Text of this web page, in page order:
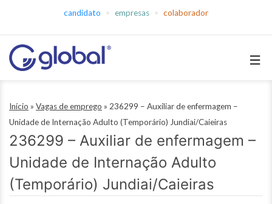
conteúdo
candidato empresas colaborador
Empregos
Início » Vagas de emprego » 236299 – Auxiliar de enfermagem –
Unidade de Internação Adulto (Temporário) Jundiai/Caieiras
236299 – Auxiliar de enfermagem –
Unidade de Internação Adulto
(Temporário) Jundiai/Caieiras